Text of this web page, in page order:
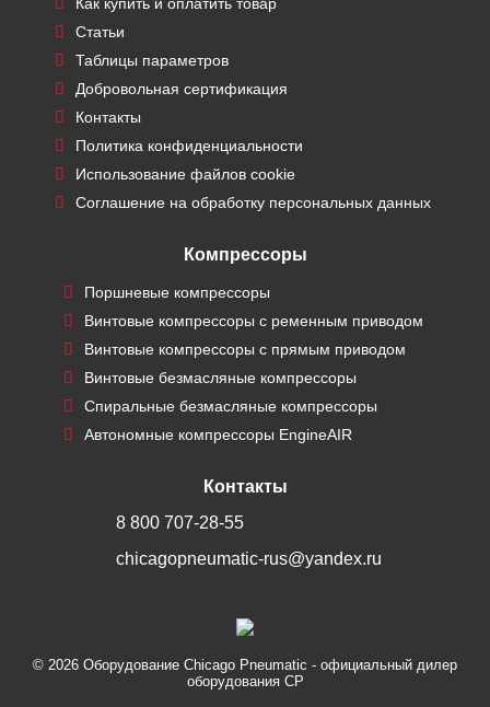
Статьи
Таблицы параметров
Добровольная сертификация
Контакты
Политика конфиденциальности
Использование файлов cookie
Соглашение на обработку персональных данных
Компрессоры
Поршневые компрессоры
Винтовые компрессоры с ременным приводом
Винтовые компрессоры с прямым приводом
Винтовые безмасляные компрессоры
Спиральные безмасляные компрессоры
Автономные компрессоры EngineAIR
Контакты
8 800 707-28-55
chicagopneumatic-rus@yandex.ru
© 2026 Оборудование Chicago Pneumatic - официальный дилер
оборудования CP